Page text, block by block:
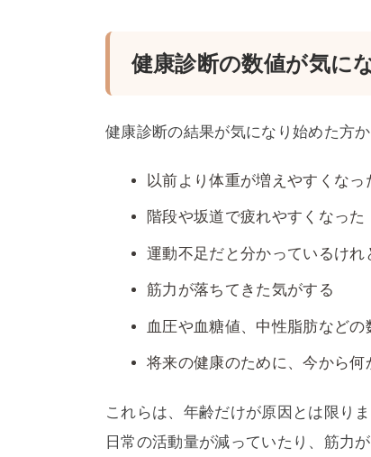
健康診断の数値が気に
健康診断の結果が気になり始めた方
以前より体重が増えやすくなっ
階段や坂道で疲れやすくなった
運動不足だと分かっているけ
筋力が落ちてきた気がする
血圧や血糖値、中性脂肪など
将来の健康のために、今から何
これらは、年齢だけが原因とは限りま
日常の活動量が減っていたり、筋力